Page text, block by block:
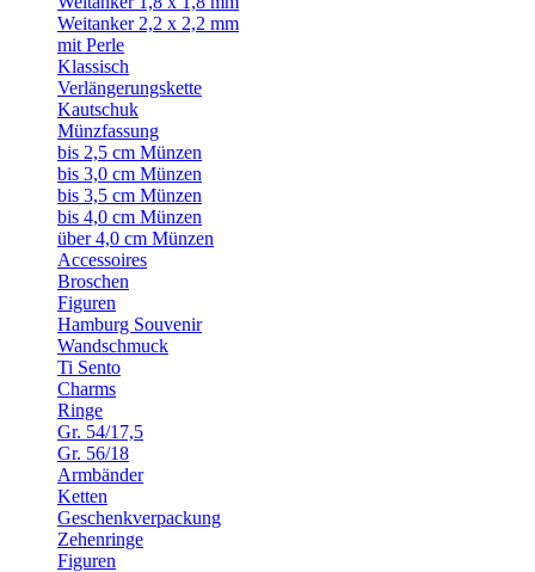
Weitanker 2,2 x 2,2 mm
mit Perle
Klassisch
Verlängerungskette
Kautschuk
Münzfassung
bis 2,5 cm Münzen
bis 3,0 cm Münzen
bis 3,5 cm Münzen
bis 4,0 cm Münzen
über 4,0 cm Münzen
Accessoires
Broschen
Figuren
Hamburg Souvenir
Wandschmuck
Ti Sento
Charms
Ringe
Gr. 54/17,5
Gr. 56/18
Armbänder
Ketten
Geschenkverpackung
Zehenringe
Figuren